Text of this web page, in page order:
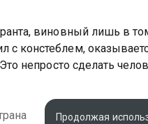
виновный лишь в
с констеблем,
непросто сделать
Продолжая